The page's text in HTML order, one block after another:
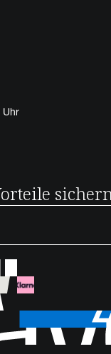
Uhr